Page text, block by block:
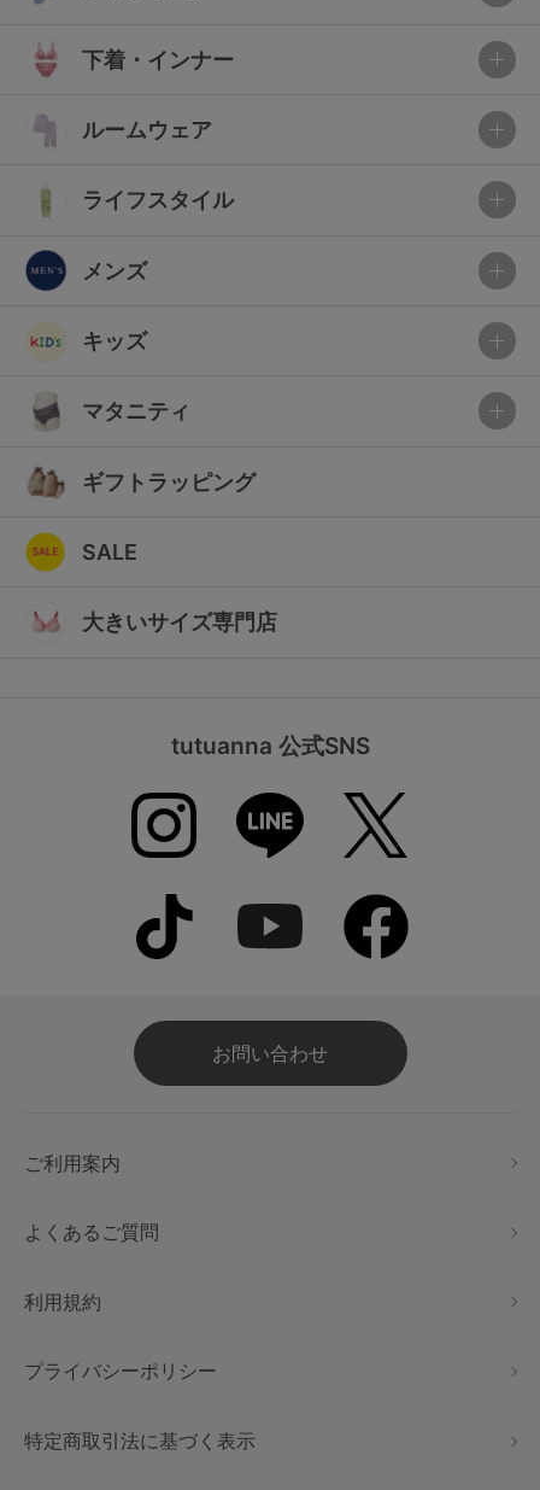
下着・インナー
ルームウェア
ライフスタイル
メンズ
キッズ
マタニティ
ギフトラッピング
SALE
大きいサイズ専門店
tutuanna 公式SNS
お問い合わせ
ご利用案内
よくあるご質問
利用規約
プライバシーポリシー
特定商取引法に基づく表示